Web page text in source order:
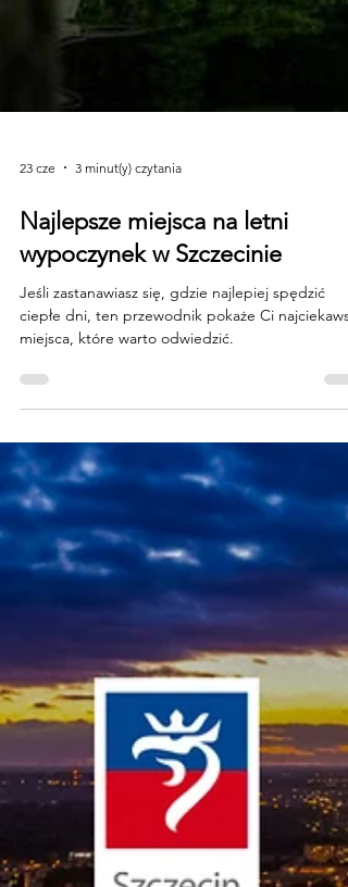
23 cze 3 minut(y) czytania
Najlepsze miejsca na letni
wypoczynek w Szczecinie
Jeśli zastanawiasz się, gdzie najlepiej spędzić
miejsca, które warto odwiedzić.